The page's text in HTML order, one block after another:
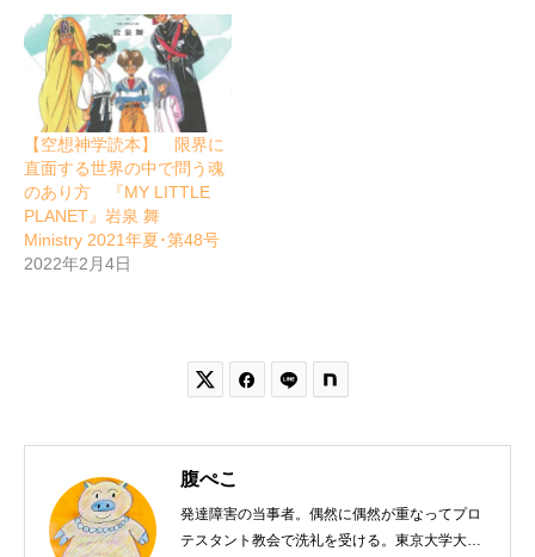
【空想神学読本】 限界に
直面する世界の中で問う魂
のあり方 『MY LITTLE
PLANET』岩泉 舞
Ministry 2021年夏･第48号
2022年2月4日
 
腹ぺこ
発達障害の当事者。偶然に偶然が重なってプロ
テスタント教会で洗礼を受ける。東京大学大学